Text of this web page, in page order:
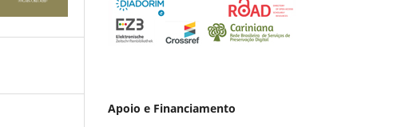
Apoio e Financiamento